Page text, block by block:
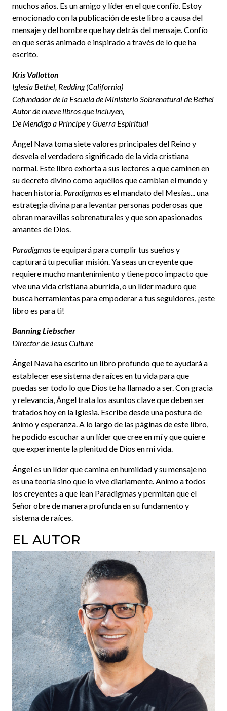
muchos años. Es un amigo y líder en el que confío. Estoy
emocionado con la publicación de este libro a causa del
mensaje y del hombre que hay detrás del mensaje. Confío
en que serás animado e inspirado a través de lo que ha
escrito.
Kris Vallotton
Iglesia Bethel, Redding (California)
Cofundador de la Escuela de Ministerio Sobrenatural de Bethel
Autor de nueve libros que incluyen,
De Mendigo a Príncipe y Guerra Espiritual
Ángel Nava toma siete valores principales del Reino y
desvela el verdadero significado de la vida cristiana
normal. Este libro exhorta a sus lectores a que caminen en
su decreto divino como aquéllos que cambian el mundo y
hacen historia. Paradigmases el mandato del Mesías... una
estrategia divina para levantar personas poderosas que
obran maravillas sobrenaturales y que son apasionados
amantes de Dios.
Paradigmaste equipará para cumplir tus sueños y
capturará tu peculiar misión. Ya seas un creyente que
requiere mucho mantenimiento y tiene poco impacto que
vive una vida cristiana aburrida, o un líder maduro que
busca herramientas para empoderar a tus seguidores, ¡este
libro es para ti!
Banning Liebscher
Director de Jesus Culture
Ángel Nava ha escrito un libro profundo que te ayudará a
establecer ese sistema de raíces en tu vida para que
puedas ser todo lo que Dios te ha llamado a ser. Con gracia
y relevancia, Ángel trata los asuntos clave que deben ser
tratados hoy en la Iglesia. Escribe desde una postura de
ánimo y esperanza. A lo largo de las páginas de este libro,
he podido escuchar a un líder que cree en mí y que quiere
que experimente la plenitud de Dios en mi vida.
Ángel es un líder que camina en humildad y su mensaje no
es una teoría sino que lo vive diariamente. Animo a todos
los creyentes a que lean Paradigmas y permitan que el
Señor obre de manera profunda en su fundamento y
sistema de raíces.
EL AUTOR